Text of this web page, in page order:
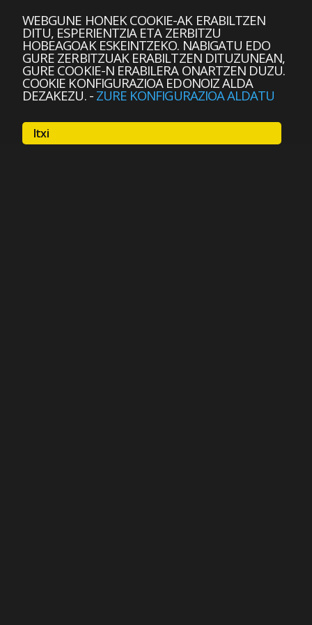
WEBGUNE HONEK COOKIE-AK ERABILTZEN
DITU, ESPERIENTZIA ETA ZERBITZU
HOBEAGOAK ESKEINTZEKO. NABIGATU EDO
GURE ZERBITZUAK ERABILTZEN DITUZUNEAN,
GURE COOKIE-N ERABILERA ONARTZEN DUZU.
COOKIE KONFIGURAZIOA EDONOIZ ALDA
DEZAKEZU.- ZURE KONFIGURAZIOA ALDATU
Itxi